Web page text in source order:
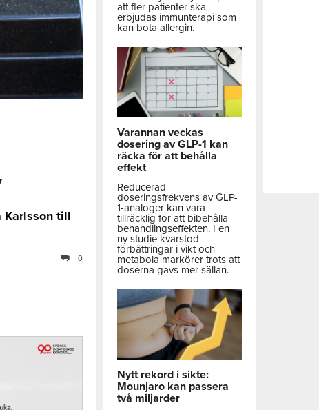
Karlsson till
0
att fler patienter ska
erbjudas immunterapi som
kan bota allergin.
Varannan veckas
dosering av GLP-1 kan
räcka för att behålla
effekt
Reducerad
doseringsfrekvens av GLP-
1-analoger kan vara
tillräcklig för att bibehålla
behandlingseffekten. I en
ny studie kvarstod
förbättringar i vikt och
metabola markörer trots att
doserna gavs mer sällan.
Nytt rekord i sikte:
Mounjaro kan passera
två miljarder